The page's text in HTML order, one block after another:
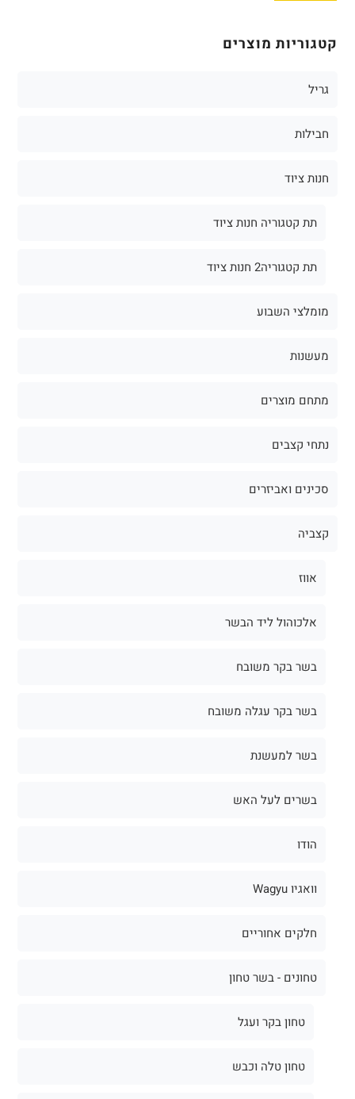
קטגוריות מוצרים
גריל
חבילות
חנות ציוד
תת קטגוריה חנות ציוד
תת קטגוריה2 חנות ציוד
מומלצי השבוע
מעשנות
מתחם מוצרים
נתחי קצבים
סכינים ואביזרים
קצביה
אווז
אלכוהול ליד הבשר
בשר בקר משובח
בשר בקר עגלה משובח
בשר למעשנת
בשרים לעל האש
הודו
וואגיו Wagyu
חלקים אחוריים
טחונים - בשר טחון
טחון בקר ועגל
טחון טלה וכבש